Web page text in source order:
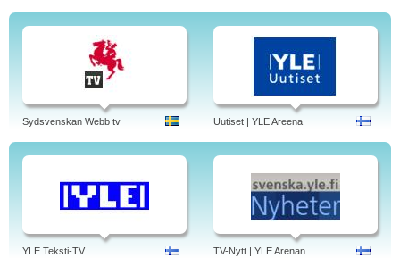
Sydsvenskan Webb tv Uutiset | YLE Areena
YLE Teksti-TV TV-Nytt | YLE Arenan